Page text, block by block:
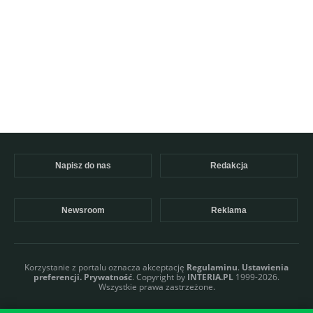
Napisz do nas Redakcja
Newsroom Reklama
Korzystanie z portalu oznacza akceptację Regulaminu. Ustawienia
preferencji. Prywatność. Copyright by INTERIA.PL 1999-2026.
Wszystkie prawa zastrzeżone.